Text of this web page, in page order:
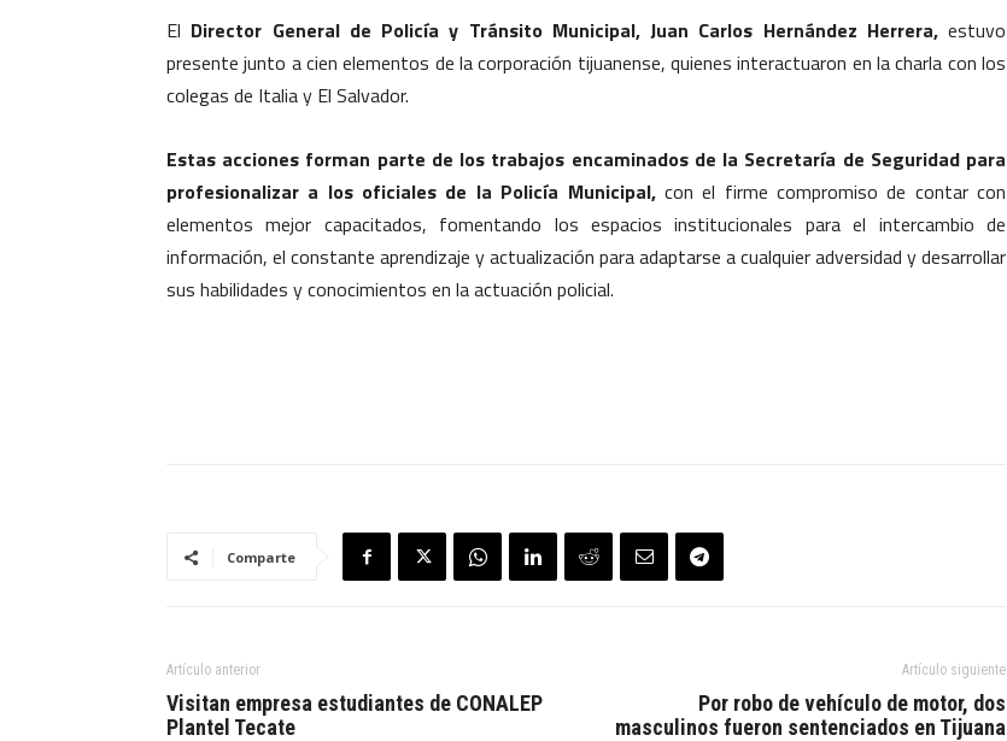
El Director General de Policía y Tránsito Municipal, Juan Carlos Hernández Herrera,estuvo
presente junto a cien elementos de la corporación tijuanense, quienes interactuaron en la charla con los
colegas de Italia y El Salvador.
Estas acciones forman parte de los trabajos encaminados de la Secretaría de Seguridad para
profesionalizar a los oficiales de la Policía Municipal,con el firme compromiso de contar con
elementos mejor capacitados, fomentando los espacios institucionales para el intercambio de
información, el constante aprendizaje y actualización para adaptarse a cualquier adversidad y desarrollar
sus habilidades y conocimientos en la actuación policial.
Comparte
Artículo anterior
Visitan empresa estudiantes de CONALEP
Plantel Tecate
Artículo siguiente
Por robo de vehículo de motor, dos
masculinos fueron sentenciados en Tijuana